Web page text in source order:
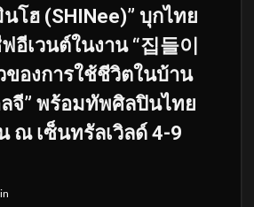
โฮ (SHINee)” บุกไทย
เวนต์ในงาน “집들이
ของการใช้ชีวิตในบ้าน
จี” พร้อมทัพศิลปินไทย
ณ เซ็นทรัลเวิลด์ 4-9